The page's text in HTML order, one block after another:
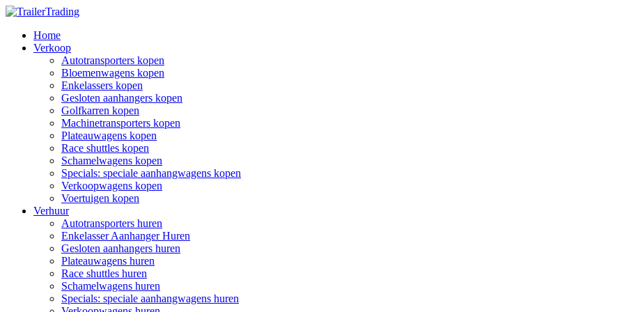
Home
Verkoop
Autotransporters kopen
Bloemenwagens kopen
Enkelassers kopen
Gesloten aanhangers kopen
Golfkarren kopen
Machinetransporters kopen
Plateauwagens kopen
Race shuttles kopen
Schamelwagens kopen
Specials: speciale aanhangwagens kopen
Verkoopwagens kopen
Voertuigen kopen
Verhuur
Autotransporters huren
Enkelasser Aanhanger Huren
Gesloten aanhangers huren
Plateauwagens huren
Race shuttles huren
Schamelwagens huren
Specials: speciale aanhangwagens huren